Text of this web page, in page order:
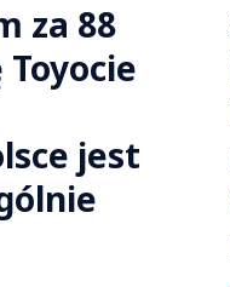
za 88
jest